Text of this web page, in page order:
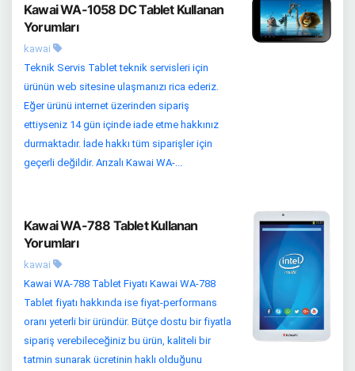
Kawai WA-1058 DC Tablet Kullanan
Yorumları
kawai
Teknik Servis Tablet teknik servisleri için
ürünün web sitesine ulaşmanızı rica ederiz.
Eğer ürünü internet üzerinden sipariş
ettiyseniz 14 gün içinde iade etme hakkınız
durmaktadır. İade hakkı tüm siparişler için
geçerli değildir. Arızalı Kawai WA-...
Kawai WA-788 Tablet Kullanan
Yorumları
kawai
Kawai WA-788 Tablet Fiyatı Kawai WA-788
Tablet fiyatı hakkında ise fiyat-performans
oranı yeterli bir üründür. Bütçe dostu bir fiyatla
sipariş verebileceğiniz bu ürün, kaliteli bir
tatmin sunarak ücretinin haklı olduğunu